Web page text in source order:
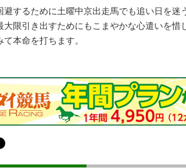
するために土曜中京出走馬でも追い日を迷
大限引き出すためにもこまやかな心遣いを惜
本命を打ちます。